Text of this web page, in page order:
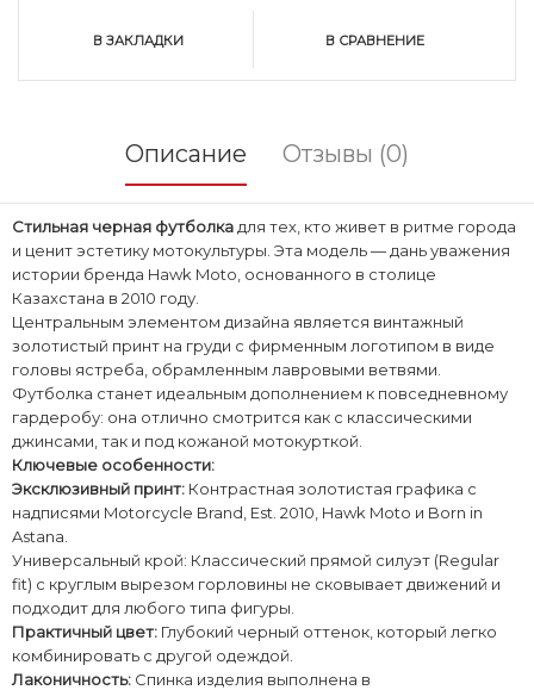
В ЗАКЛАДКИ В СРАВНЕНИЕ
Описание Отзывы (0)
Стильная черная футболка для тех, кто живет в ритме города
и ценит эстетику мотокультуры. Эта модель — дань уважения
истории бренда Hawk Moto, основанного в столице
Казахстана в 2010 году.
​Центральным элементом дизайна является винтажный
золотистый принт на груди с фирменным логотипом в виде
головы ястреба, обрамленным лавровыми ветвями.
Футболка станет идеальным дополнением к повседневному
гардеробу: она отлично смотрится как с классическими
джинсами, так и под кожаной мотокурткой.
Ключевые особенности:
​Эксклюзивный принт: Контрастная золотистая графика с
надписями Motorcycle Brand, Est. 2010, Hawk Moto и Born in
Astana.
​Универсальный крой: Классический прямой силуэт (Regular
fit) с круглым вырезом горловины не сковывает движений и
подходит для любого типа фигуры.
​Практичный цвет: Глубокий черный оттенок, который легко
комбинировать с другой одеждой.
​Лаконичность: Спинка изделия выполнена в